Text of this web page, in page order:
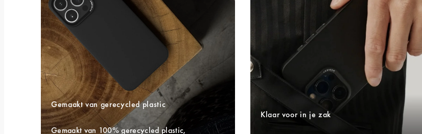
Gemaakt van gerecycled plastic
Gemaakt van 100% gerecycled plastic,
Klaar voor in je zak